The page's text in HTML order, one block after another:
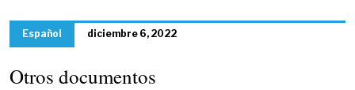
Español diciembre 6, 2022
Otros documentos